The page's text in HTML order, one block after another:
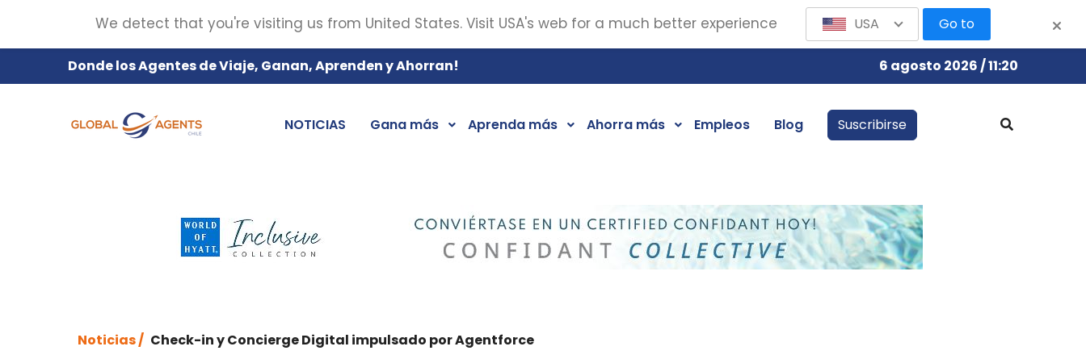
Donde los Agentes de Viaje, Ganan, Aprenden y Ahorran! 6 agosto 2026 / 11:20
NOTICIAS Gana más Aprenda más Ahorra más Empleos Blog Suscribirse
Noticias / Check-in y Concierge Digital impulsado por Agentforce
We detect that you're visiting us from United States. Visit USA's web for a much better experience USA Go to